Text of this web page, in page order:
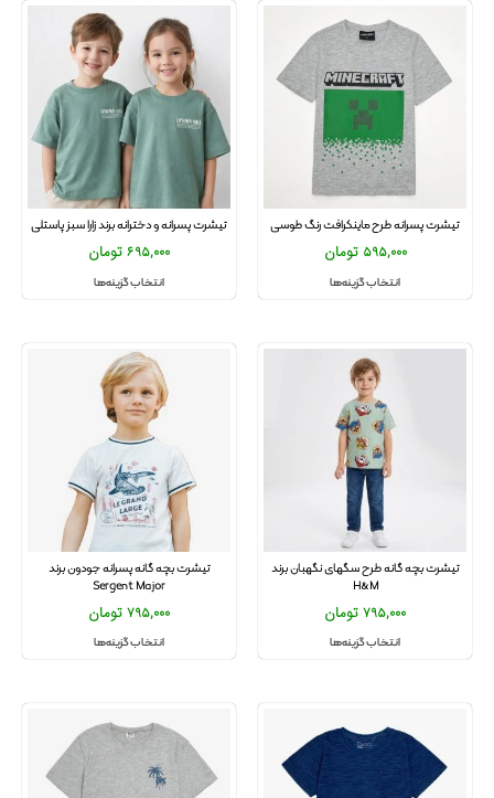
تیشرت پسرانه طرح ماینکرافت رنگ طوسی
595,000 تومان
انتخاب گزینه‌ها
تیشرت پسرانه و دخترانه برند زارا سبز پاستلی
695,000تومان
انتخاب گزینه‌ها
تیشرت بچه گانه طرح سگهای نگهبان برند
H&M
795,000تومان
انتخاب گزینه‌ها
تیشرت بچه گانه پسرانه جودون برند
Sergent Major
795,000تومان
انتخاب گزینه‌ها